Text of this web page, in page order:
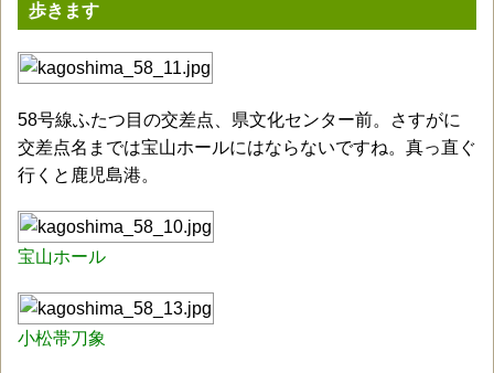
歩きます
58号線ふたつ目の交差点、県文化センター前。さすがに
交差点名までは宝山ホールにはならないですね。真っ直ぐ
行くと鹿児島港。
宝山ホール
小松帯刀象